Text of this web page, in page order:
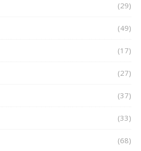
(29)
(49)
(17)
(27)
(37)
(33)
(68)